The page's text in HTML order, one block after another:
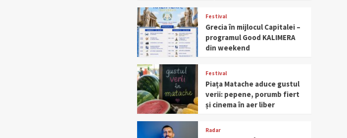
Festival
Grecia în mijlocul Capitalei –
programul Good KALIMERA
din weekend
Festival
Piața Matache aduce gustul
verii: pepene, porumb fiert
și cinema în aer liber
Radar